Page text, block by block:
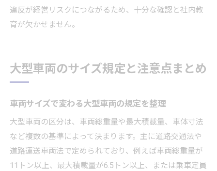
違反が経営リスクにつながるため、十分な確認と社内教
育が欠かせません。
大型車両のサイズ規定と注意点まとめ
車両サイズで変わる大型車両の規定を整理
大型車両の区分は、車両総重量や最大積載量、車体寸法
など複数の基準によって決まります。主に道路交通法や
道路運送車両法で定められており、例えば車両総重量が
11トン以上、最大積載量が6.5トン以上、または乗車定員